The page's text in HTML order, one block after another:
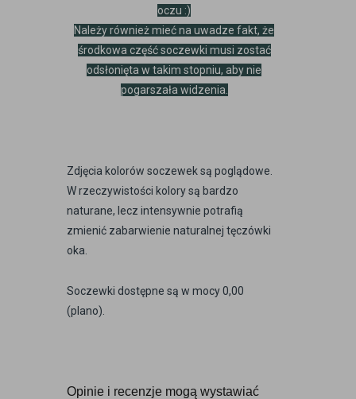
oczu :)
Należy również mieć na uwadze fakt, że
środkowa część soczewki musi zostać
odsłonięta w takim stopniu, aby nie
pogarszała widzenia.
Zdjęcia kolorów soczewek są poglądowe.
W rzeczywistości kolory są bardzo
naturane, lecz intensywnie potrafią
zmienić zabarwienie naturalnej tęczówki
oka.
Soczewki dostępne są w mocy 0,00
(plano).
Opinie i recenzje mogą wystawiać